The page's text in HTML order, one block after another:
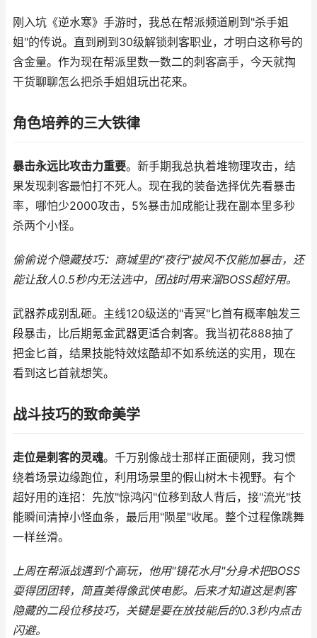
刚入坑《逆水寒》手游时，我总在帮派频道刷到"杀手姐
姐"的传说。直到刷到30级解锁刺客职业，才明白这称号的
含金量。作为现在帮派里数一数二的刺客高手，今天就掏
干货聊聊怎么把杀手姐姐玩出花来。
角色培养的三大铁律
暴击永远比攻击力重要。新手期我总执着堆物理攻击，结
果发现刺客最怕打不死人。现在我的装备选择优先看暴击
率，哪怕少2000攻击，5%暴击加成能让我在副本里多秒
杀两个小怪。
偷偷说个隐藏技巧：商城里的"夜行"披风不仅能加暴击，还
能让敌人0.5秒内无法选中，团战时用来溜BOSS超好用。
武器养成别乱砸。主线120级送的"青冥"匕首有概率触发三
段暴击，比后期氪金武器更适合刺客。我当初花888抽了
把金匕首，结果技能特效炫酷却不如系统送的实用，现在
看到这匕首就想笑。
战斗技巧的致命美学
走位是刺客的灵魂。千万别像战士那样正面硬刚，我习惯
绕着场景边缘跑位，利用场景里的假山树木卡视野。有个
超好用的连招：先放"惊鸿闪"位移到敌人背后，接"流光"技
能瞬间清掉小怪血条，最后用"陨星"收尾。整个过程像跳舞
一样丝滑。
上周在帮派战遇到个高玩，他用"镜花水月"分身术把BOSS
耍得团团转，简直美得像武侠电影。后来才知道这是刺客
隐藏的二段位移技巧，关键是要在放技能后的0.3秒内点击
闪避。